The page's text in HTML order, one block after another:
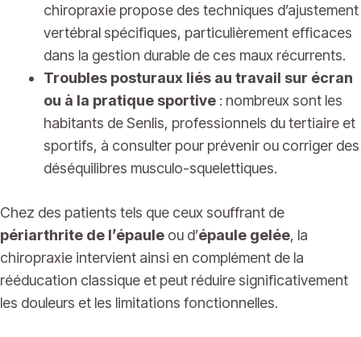
chiropraxie propose des techniques d’ajustement
vertébral spécifiques, particulièrement efficaces
dans la gestion durable de ces maux récurrents.
Troubles posturaux liés au travail sur écran
ou à la pratique sportive : nombreux sont les
habitants de Senlis, professionnels du tertiaire et
sportifs, à consulter pour prévenir ou corriger des
déséquilibres musculo-squelettiques.
Chez des patients tels que ceux souffrant de
périarthrite de l’épaule ou d’épaule gelée, la
chiropraxie intervient ainsi en complément de la
rééducation classique et peut réduire significativement
les douleurs et les limitations fonctionnelles.